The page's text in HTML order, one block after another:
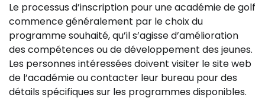
Le processus d’inscription pour une académie de golf
commence généralement par le choix du
programme souhaité, qu’il s’agisse d’amélioration
des compétences ou de développement des jeunes.
Les personnes intéressées doivent visiter le site web
de l’académie ou contacter leur bureau pour des
détails spécifiques sur les programmes disponibles.